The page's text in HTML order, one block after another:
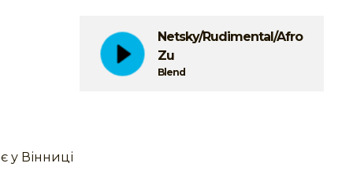
Netsky/Rudimental/Afronaut
Zu
Blend
у Вінниці